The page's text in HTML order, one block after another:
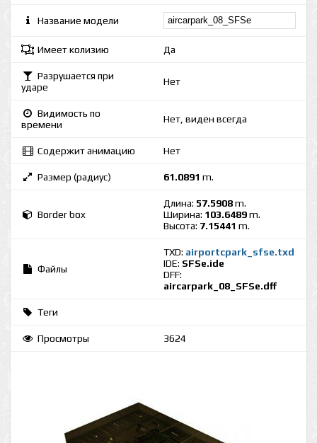
Название модели
Имеет колизию Да
Разрушается при
ударе
Нет
Видимость по
времени
Нет, виден всегда
Содержит анимацию Нет
Размер (радиус) 61.0891 m.
Border box
Длина: 57.5908m.
Ширина: 103.6489m.
Высота: 7.15441 m.
Файлы
TXD: airportcpark_sfse.txd
IDE: SFSe.ide
DFF:
aircarpark_08_SFSe.dff
Теги
Просмотры 3624